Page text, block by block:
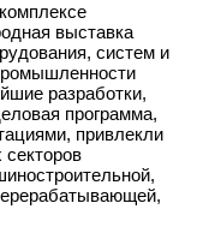
выставка
систем и
разработки,
программа,
привлекли
секторов